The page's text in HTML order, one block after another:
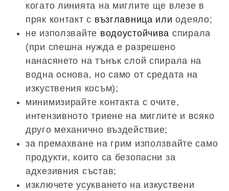
когато линията на миглите ще влезе в
пряк контакт с възглавница или одеяло;
не използвайте водоустойчива спирала
(при спешна нужда е разрешено
нанасянето на тънък слой спирала на
водна основа, но само от средата на
изкуствения косъм);
минимизирайте контакта с очите,
интензивното триене на миглите и всяко
друго механично въздействие;
за премахване на грим използвайте само
продукти, които са безопасни за
адхезивния състав;
изключете усукването на изкуствени